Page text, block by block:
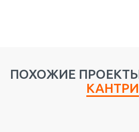
ПОХОЖИЕ
КАНТРИ